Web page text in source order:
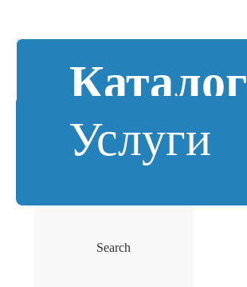
Каталог
Услуги
Search